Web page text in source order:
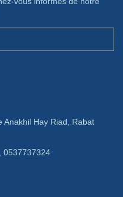
Anakhil Hay Riad, Rabat
0537737324